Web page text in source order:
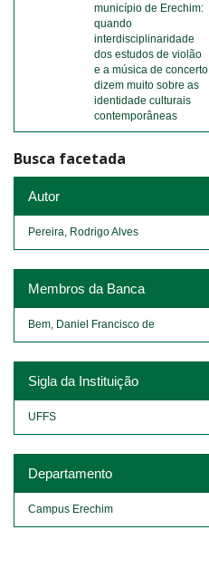
município de Erechim:
quando
interdisciplinaridade
dos estudos de violão
e a música de concerto
dizem muito sobre as
identidade culturais
contemporâneas
Busca facetada
Autor
Pereira, Rodrigo Alves
Membros da Banca
Bem, Daniel Francisco de
Sigla da Instituição
UFFS
Departamento
Campus Erechim